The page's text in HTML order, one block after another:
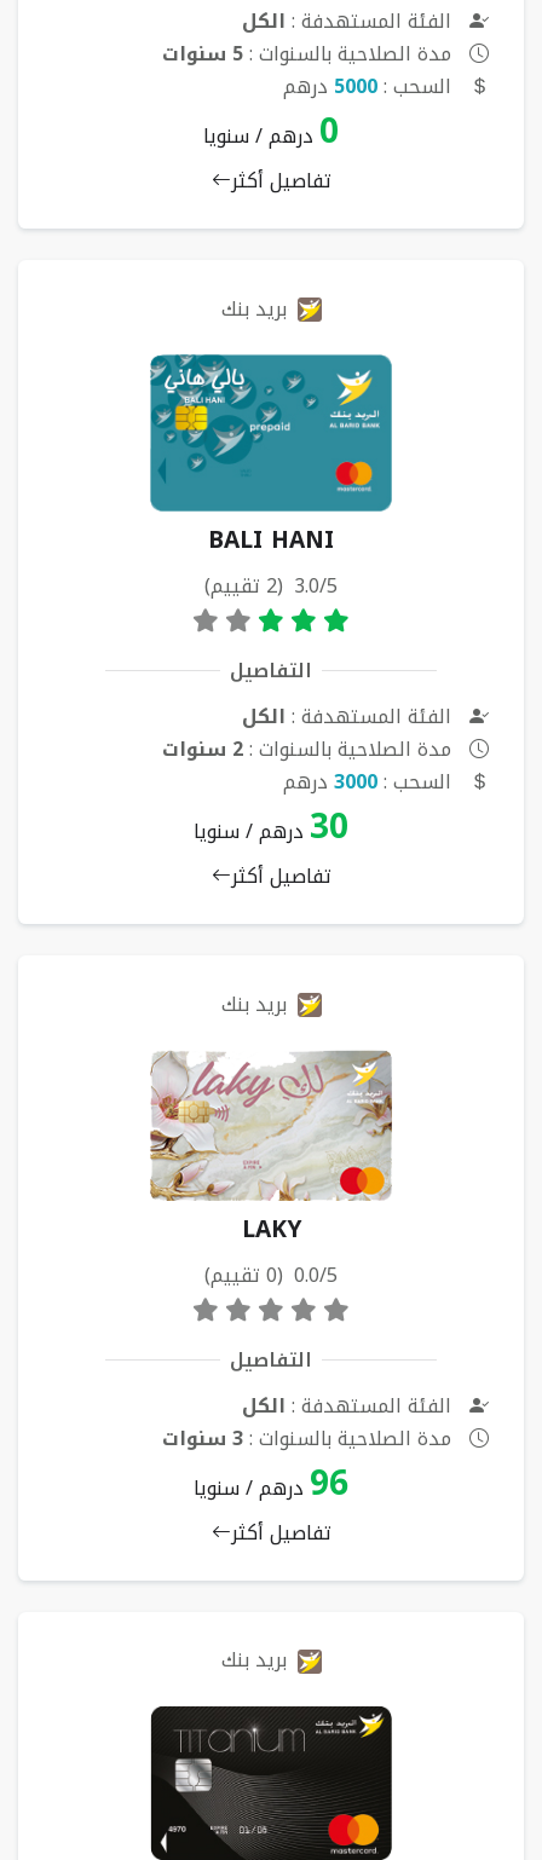
الفئة المستهدفة :الكل
مدة الصلاحية بالسنوات :5 سنوات
السحب :5000 درهم
0 درهم / سنويا
تفاصيل أكثر
بريد بنك
BALI HANI
3.0/5 (2 تقييم)
التفاصيل
الفئة المستهدفة :الكل
مدة الصلاحية بالسنوات :2 سنوات
السحب :3000درهم
30 درهم / سنويا
تفاصيل أكثر
بريد بنك
LAKY
0.0/5 (0 تقييم)
التفاصيل
الفئة المستهدفة :الكل
مدة الصلاحية بالسنوات :3 سنوات
96 درهم / سنويا
تفاصيل أكثر
بريد بنك